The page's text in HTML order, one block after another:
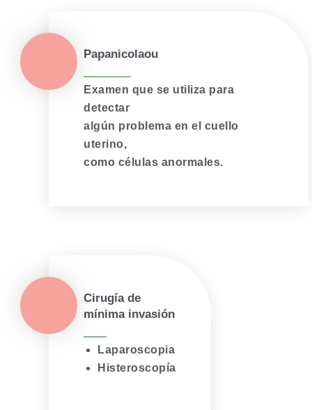
Papanicolaou
Examen que se utiliza para
detectar
algún problema en el cuello
uterino,
como células anormales.
Cirugía de
mínima invasión
Laparoscopia
Histeroscopía